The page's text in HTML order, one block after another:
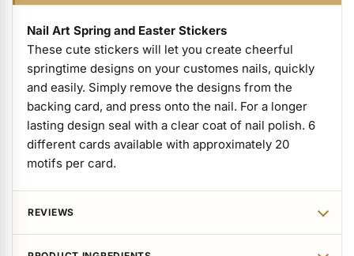
Nail Art Spring and Easter Stickers
These cute stickers will let you create cheerful
springtime designs on your customes nails, quickly
and easily. Simply remove the designs from the
backing card, and press onto the nail. For a longer
lasting design seal with a clear coat of nail polish. 6
different cards available with approximately 20
motifs per card.
REVIEWS